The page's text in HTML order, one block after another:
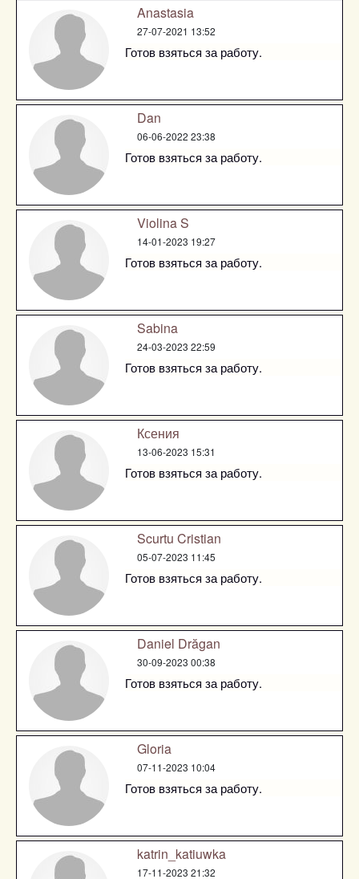
Anastasia
27-07-2021 13:52
Готов взяться за работу.
Dan
06-06-2022 23:38
Готов взяться за работу.
Violina S
14-01-2023 19:27
Готов взяться за работу.
Sabina
24-03-2023 22:59
Готов взяться за работу.
Ксения
13-06-2023 15:31
Готов взяться за работу.
Scurtu Cristian
05-07-2023 11:45
Готов взяться за работу.
Daniel Drăgan
30-09-2023 00:38
Готов взяться за работу.
Gloria
07-11-2023 10:04
Готов взяться за работу.
katrin_katiuwka
17-11-2023 21:32